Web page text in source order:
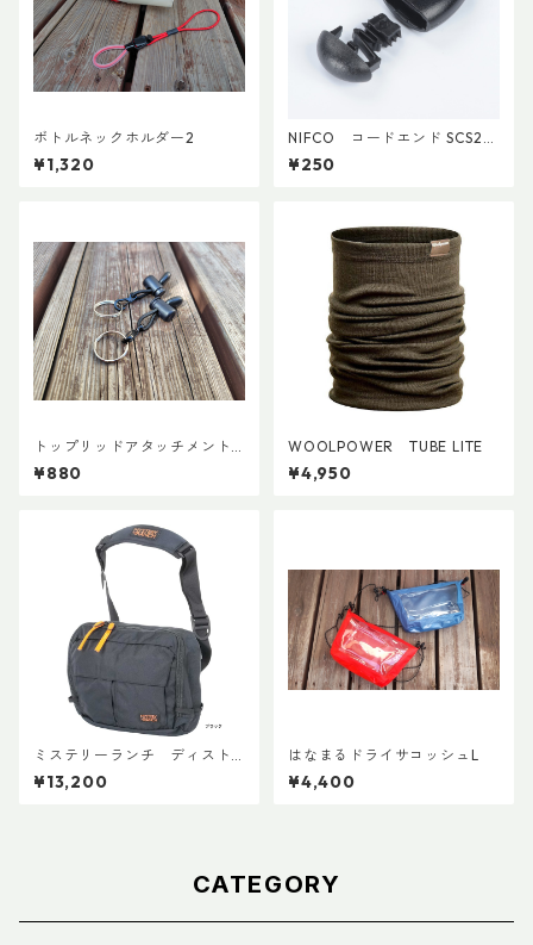
ボトルネックホルダー2
¥1,320
NIFCO コードエンド SCS2
(5個入り)
¥250
トップリッドアタッチメント
(ペア)
¥880
WOOLPOWER TUBE LITE
¥4,950
ミステリーランチ ディスト
リクト８
¥13,200
はなまるドライサコッシュL
¥4,400
CATEGORY